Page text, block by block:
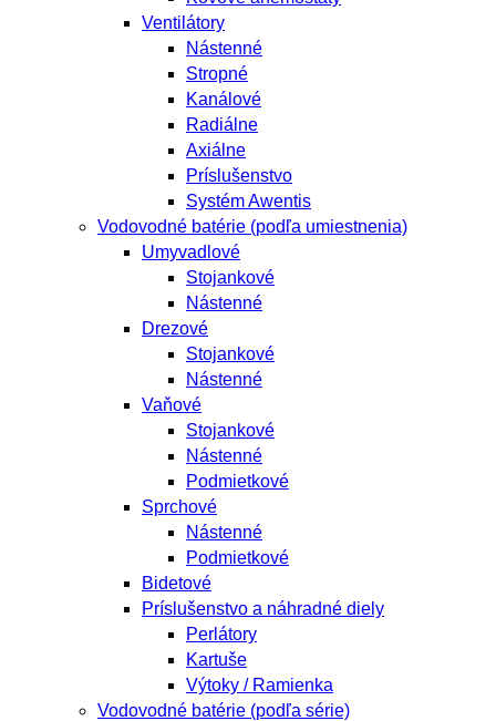
Ventilátory
Nástenné
Stropné
Kanálové
Radiálne
Axiálne
Príslušenstvo
Systém Awentis
Vodovodné batérie (podľa umiestnenia)
Umyvadlové
Stojankové
Nástenné
Drezové
Stojankové
Nástenné
Vaňové
Stojankové
Nástenné
Podmietkové
Sprchové
Nástenné
Podmietkové
Bidetové
Príslušenstvo a náhradné diely
Perlátory
Kartuše
Výtoky / Ramienka
Vodovodné batérie (podľa série)